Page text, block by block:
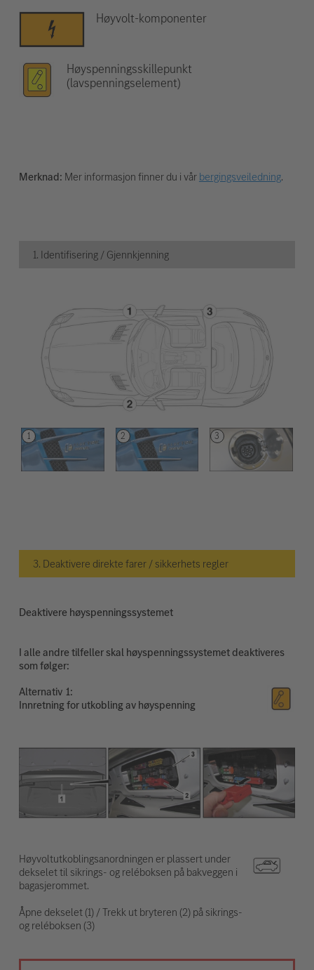
Høyvolt-komponenter
Høyspenningsskillepunkt
(lavspenningselement)
Merknad: Mer informasjon finner du i vårbergingsveiledning.
1. Identifisering / Gjennkjenning
3. Deaktivere direkte farer / sikkerhets regler
Deaktivere høyspenningssystemet
I alle andre tilfeller skal høyspenningssystemet deaktiveres
som følger:
Alternativ
Innretning for utkobling av høyspenning
Høyvoltutkoblingsanordningen er plassert under
dekselet til sikrings- og reléboksen på bakveggen i
bagasjerommet.
Åpne dekselet (1) / Trekk ut bryteren (2) på sikrings-
og reléboksen (3)